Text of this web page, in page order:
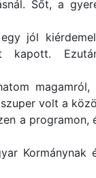
Sőt, a
jól
kapott.
volt a
a